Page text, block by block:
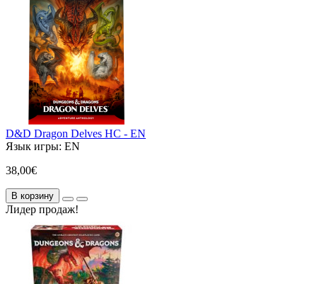
D&D Dragon Delves HC - EN
Язык игры: EN
38,00€
В корзину
Лидер продаж!